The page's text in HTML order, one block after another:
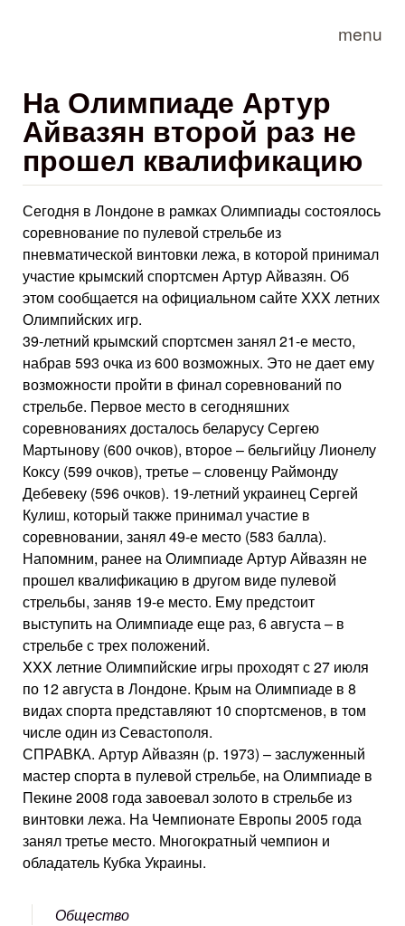
menu
На Олимпиаде Артур
Айвазян второй раз не
прошел квалификацию
Сегодня в Лондоне в рамках Олимпиады состоялось
соревнование по пулевой стрельбе из
пневматической винтовки лежа, в которой принимал
участие крымский спортсмен Артур Айвазян. Об
этом сообщается на официальном сайте XXX летних
Олимпийских игр.
39-летний крымский спортсмен занял 21-е место,
набрав 593 очка из 600 возможных. Это не дает ему
возможности пройти в финал соревнований по
стрельбе. Первое место в сегодняшних
соревнованиях досталось беларусу Сергею
Мартынову (600 очков), второе – бельгийцу Лионелу
Коксу (599 очков), третье – словенцу Раймонду
Дебевеку (596 очков). 19-летний украинец Сергей
Кулиш, который также принимал участие в
соревновании, занял 49-е место (583 балла).
Напомним, ранее на Олимпиаде Артур Айвазян не
прошел квалификацию в другом виде пулевой
стрельбы, заняв 19-е место. Ему предстоит
выступить на Олимпиаде еще раз, 6 августа – в
стрельбе с трех положений.
XXX летние Олимпийские игры проходят с 27 июля
по 12 августа в Лондоне. Крым на Олимпиаде в 8
видах спорта представляют 10 спортсменов, в том
числе один из Севастополя.
СПРАВКА. Артур Айвазян (р. 1973) – заслуженный
мастер спорта в пулевой стрельбе, на Олимпиаде в
Пекине 2008 года завоевал золото в стрельбе из
винтовки лежа. На Чемпионате Европы 2005 года
занял третье место. Многократный чемпион и
обладатель Кубка Украины.
Общество